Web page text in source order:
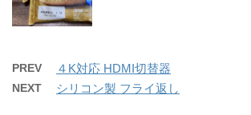
PREV ４K対応 HDMI切替器
NEXT シリコン製 フライ返し